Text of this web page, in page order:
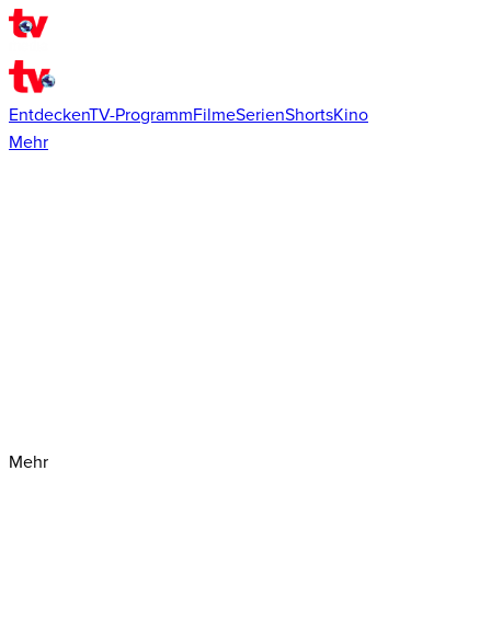
EntdeckenTV-ProgrammFilmeSerienShortsKino
Mehr
Mehr